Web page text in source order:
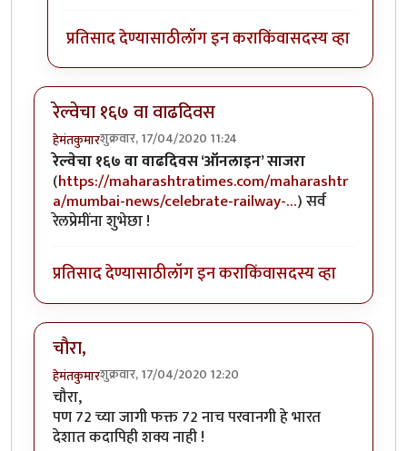
प्रतिसाद देण्यासाठीलॉग इन कराकिंवासदस्य व्हा
रेल्वेचा १६७ वा वाढदिवस
हेमंतकुमारशुक्रवार, 17/04/2020 11:24
रेल्वेचा १६७ वा वाढदिवस ‘ऑनलाइन’ साजरा
(https://maharashtratimes.com/maharashtr
a/mumbai-news/celebrate-railway-…) सर्व
रेलप्रेमींना शुभेछा !
प्रतिसाद देण्यासाठीलॉग इन कराकिंवासदस्य व्हा
चौरा,
हेमंतकुमारशुक्रवार, 17/04/2020 12:20
चौरा,
पण 72 च्या जागी फक्त 72 नाच परवानगी हे भारत
देशात कदापिही शक्य नाही !